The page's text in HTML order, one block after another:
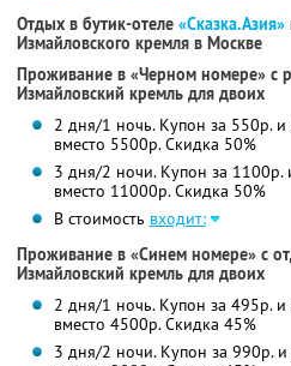
Отдых в бутик-отеле «Сказка.Азия»
Измайловского кремля в Москве
Проживание в «Черном номере» с
Измайловский кремль для двоих
2 дня/1 ночь. Купон за 550р.
вместо 5500р.Скидка 50%
3 дня/2 ночи. Купон за 1100р.
вместо 11000р.Скидка 50%
В стоимость входит:
Проживание в «Синем номере» с
Измайловский кремль для двоих
2 дня/1 ночь. Купон за 495р.
вместо 4500р.Скидка 45%
3 дня/2 ночи. Купон за 990р.